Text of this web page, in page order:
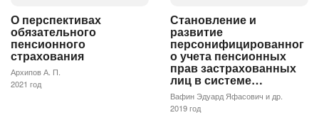
О перспективах
обязательного
пенсионного
страхования
Архипов А. П.
2021 год
Становление и
развитие
персонифицированног
о учета пенсионных
прав застрахованных
лиц в системе…
Вафин Эдуард Яфасович и др.
2019 год